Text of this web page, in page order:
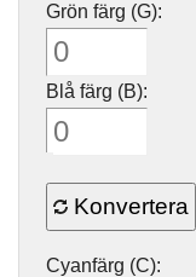
Grön färg (G):
Blå färg (B):
Konvertera
Cyanfärg (C):